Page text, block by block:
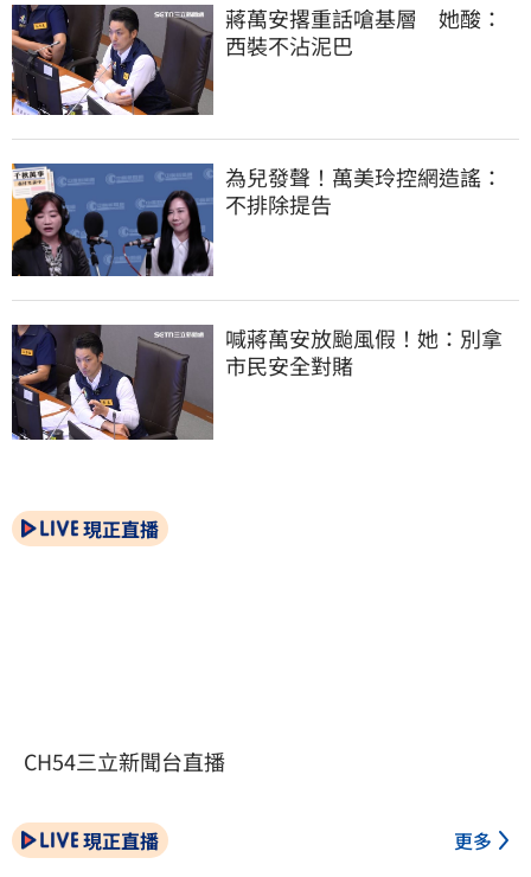
蔣萬安撂重話嗆基層　她酸：
西裝不沾泥巴
為兒發聲！萬美玲控網造謠：
不排除提告
喊蔣萬安放颱風假！她：別拿
市民安全對賭
現正直播
CH54三立新聞台直播
現正直播 更多